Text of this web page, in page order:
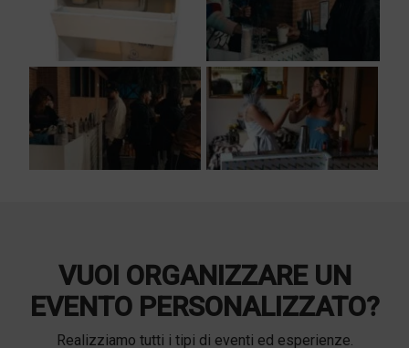
VUOI ORGANIZZARE UN
EVENTO PERSONALIZZATO?
Realizziamo tutti i tipi di eventi ed esperienze.